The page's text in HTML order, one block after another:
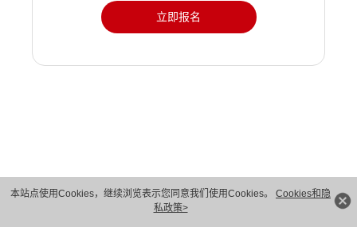
本站点使用Cookies，继续浏览表示您同意我们使用Cookies。 Cookies和隐
私政策>
立即报名
版权所有 © 华为技术有限公司 1998-2026。 保留一切权利。粤A2-20044005号
隐私保护
法律声明